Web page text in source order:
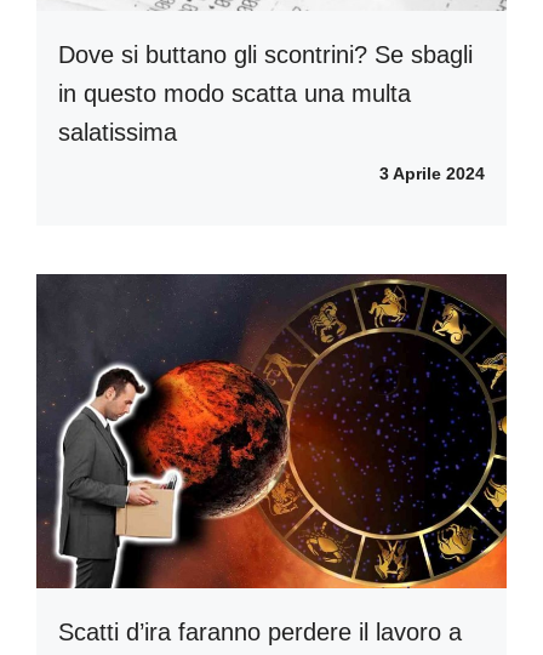
Dove si buttano gli scontrini? Se sbagli
in questo modo scatta una multa
salatissima
3 Aprile 2024
Scatti d’ira faranno perdere il lavoro a